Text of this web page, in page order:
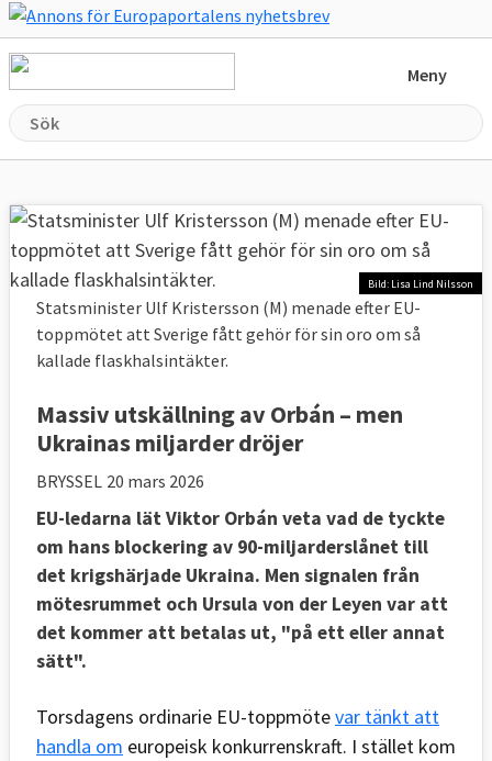
Hoppa till huvudinnehåll
Meny
Bild: Lisa Lind Nilsson
Statsminister Ulf Kristersson (M) menade efter EU-
toppmötet att Sverige fått gehör för sin oro om så
kallade flaskhalsintäkter.
Massiv utskällning av Orbán – men
Ukrainas miljarder dröjer
BRYSSEL 20 mars 2026
EU-ledarna lät Viktor Orbán veta vad de tyckte
om hans blockering av 90-miljarderslånet till
det krigshärjade Ukraina. Men signalen från
mötesrummet och Ursula von der Leyen var att
det kommer att betalas ut, "på ett eller annat
sätt".
Torsdagens ordinarie EU-toppmötevar tänkt att
handla om europeisk konkurrenskraft. I stället kom